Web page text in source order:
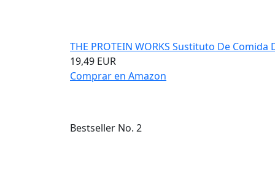
THE PROTEIN WORKS Sustituto De
19,49 EUR
Comprar en Amazon
Bestseller No. 2